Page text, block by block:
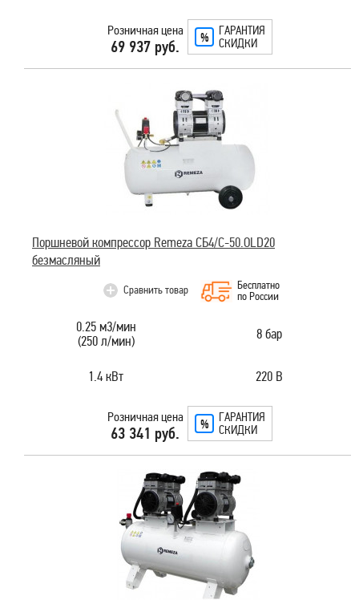
Розничная цена
69 937 руб.
ГАРАНТИЯ
СКИДКИ
Поршневой компрессор Remeza СБ4/C-50.OLD20
безмасляный
Сравнить товар
Бесплатно
по России
0.25 м3/мин
(250 л/мин)
8 бар
1.4 кВт 220 В
Розничная цена
63 341 руб.
ГАРАНТИЯ
СКИДКИ